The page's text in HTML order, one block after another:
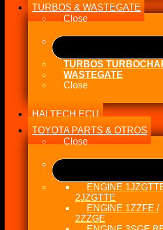
TURBOS & WASTEGATE
Close
TURBOS
WASTEGATE
Close
HALTECH ECU
TOYOTA PARTS & OTROS
Close
ENGINE
2JZGTTE
ENGINE 1ZZFE /
2ZZGE